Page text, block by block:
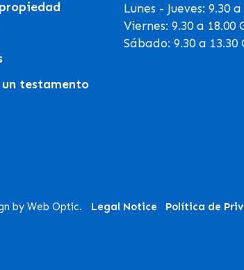
testamento
Lunes - Jueves: 9.30 a
Viernes: 9.30 a 18.00
Sábado: 9.30 a 13.30
by Web Optic. Legal Notice Política de